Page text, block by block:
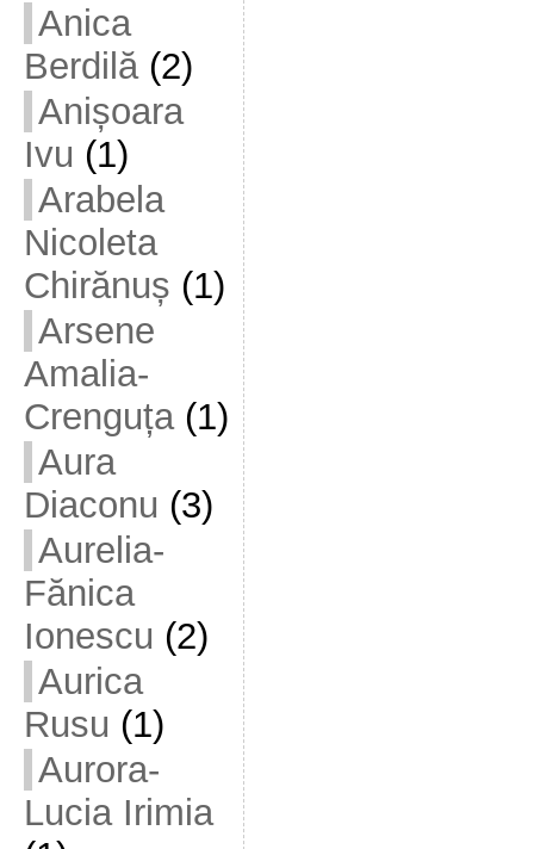
Anica
Berdilă(2)
Anișoara
Ivu (1)
Arabela
Nicoleta
Chirănuș (1)
Arsene
Amalia-
Crenguța(1)
Aura
Diaconu (3)
Aurelia-
Fănica
Ionescu (2)
Aurica
Rusu (1)
Aurora-
Lucia Irimia